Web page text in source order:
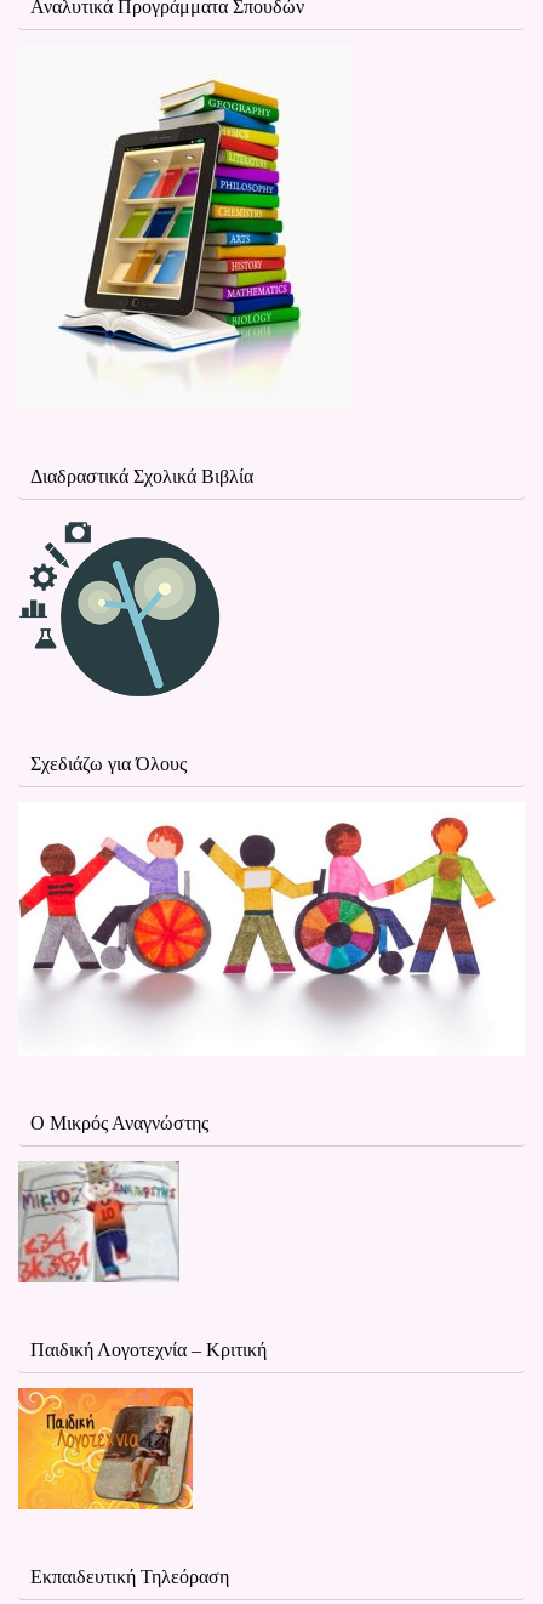
Αναλυτικά Προγράμματα Σπουδών
Διαδραστικά Σχολικά Βιβλία
Σχεδιάζω για Όλους
Ο Μικρός Αναγνώστης
Παιδική Λογοτεχνία – Κριτική
Εκπαιδευτική Τηλεόραση